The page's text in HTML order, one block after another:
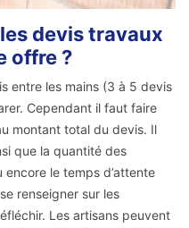
devis travaux
offre ?
entre les mains (3 à 5 devis
Cependant il faut faire
montant total du devis. Il
que la quantité des
le temps d’attente
renseigner sur les
Les artisans peuvent